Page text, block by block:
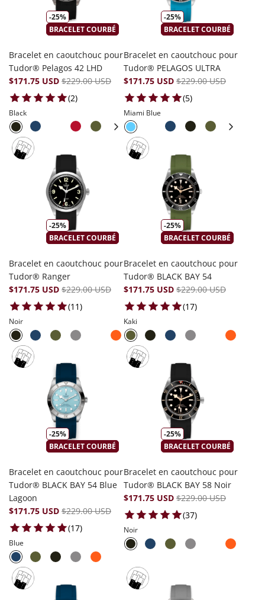
-25%
BRACELET COURBÉ
Bracelet en caoutchouc pour
Tudor® Pelagos 42 LHD
$171.75 USD $229.00 USD
(2)2 total reviews
Black
-25%
BRACELET COURBÉ
Bracelet en caoutchouc pour
Tudor® PELAGOS ULTRA
$171.75 USD $229.00 USD
(5)5 total reviews
Miami Blue
-25%
BRACELET COURBÉ
Bracelet en caoutchouc pour
Tudor® Ranger
$171.75 USD $229.00 USD
(11)11 total reviews
Noir
-25%
BRACELET COURBÉ
Bracelet en caoutchouc pour
Tudor® BLACK BAY 54
$171.75 USD $229.00 USD
(17)17 total reviews
Kaki
-25%
BRACELET COURBÉ
Bracelet en caoutchouc pour
Tudor® BLACK BAY 54 Blue
Lagoon
$171.75 USD $229.00 USD
(17)17 total reviews
Blue
-25%
BRACELET COURBÉ
Bracelet en caoutchouc pour
Tudor® BLACK BAY 58 Noir
$171.75 USD $229.00 USD
(37)37 total reviews
Noir